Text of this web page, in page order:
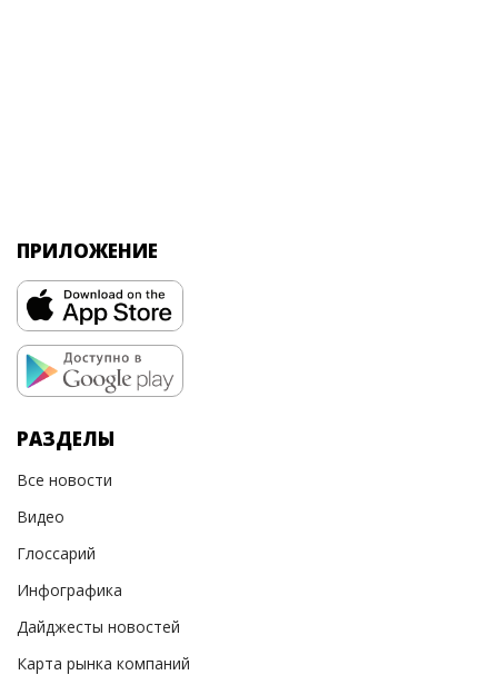
ПРИЛОЖЕНИЕ
РАЗДЕЛЫ
Все новости
Видео
Глоссарий
Инфографика
Дайджесты новостей
Карта рынка компаний